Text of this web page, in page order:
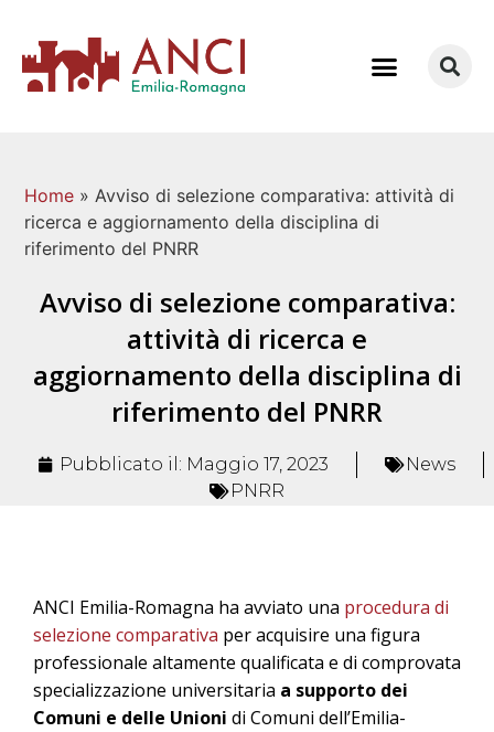
Home » Avviso di selezione comparativa: attività di
ricerca e aggiornamento della disciplina di
riferimento del PNRR
Avviso di selezione comparativa:
attività di ricerca e
aggiornamento della disciplina di
riferimento del PNRR
Pubblicato il: Maggio 17, 2023
News
PNRR
ANCI Emilia-Romagna ha avviato una procedura di
selezione comparativa per acquisire una figura
professionale altamente qualificata e di comprovata
specializzazione universitaria a supporto dei
Comuni e delle Unioni di Comuni dell’Emilia-